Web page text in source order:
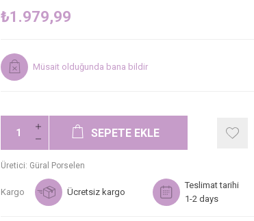
₺1.979,99
Müsait olduğunda bana bildir
SEPETE EKLE
Üretici: Güral Porselen
Kargo Ücretsiz kargo
Teslimat tarihi
1-2 days